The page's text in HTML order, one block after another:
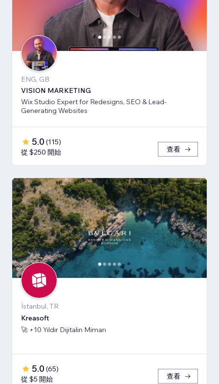
ENG, GB
VISION MARKETING
Wix Studio Expert for Redesigns, SEO & Lead-
Generating Websites
5.0 (115)
從 $250 開始
查看
İstanbul, TR
Kreasoft
🚀 +10 Yıldır Dijitalin Mimarı
5.0 (65)
從 $5 開始
查看